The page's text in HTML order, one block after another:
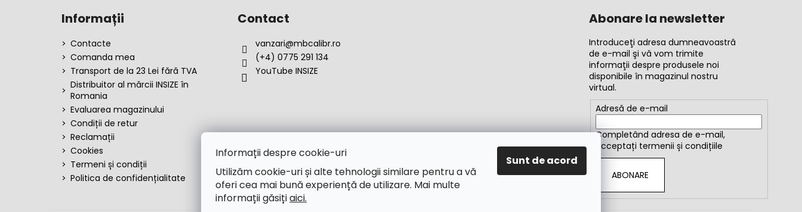
Informații despre cookie-uri
Utilizăm cookie-uri și alte tehnologii similare pentru a vă
oferi cea mai bună experiență de utilizare. Mai multe
informații găsițiaici.
Sunt de acord
Informații
Contacte
Comanda mea
Transport de la 23 Lei fără TVA
Distribuitor al mărcii INSIZE în
Romania
Evaluarea magazinului
Condiții de retur
Reclamații
Cookies
Termeni și condiții
Politica de confidențialitate
Contact
vanzari@mbcalibr.ro
(+4) 0775 291 134
YouTube INSIZE
Abonare la newsletter
Introduceţi adresa dumneavoastră
de e-mail şi vă vom trimite
informaţii despre produsele noi
disponibile în magazinul nostru
virtual.
Adresă de e-mail
Completând adresa de e-mail,
acceptați termenii și condițiile
ABONARE